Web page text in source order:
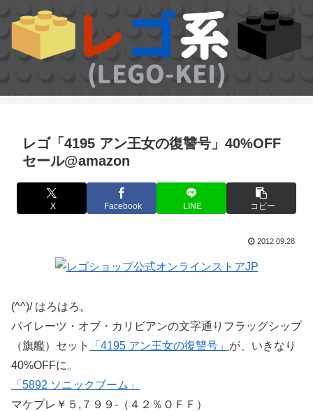
レゴ「4195 アン王女の復讐号」40%OFF
セール@amazon
X Facebook LINE コピー
2012.09.28
(^^)/ はろはろ。
パイレーツ・オブ・カリビアンの文字通りフラッグシップ
（旗艦）セット
「4195 アン王女の復讐号」 が、いきなり
40%OFFに。
「5892 ソニックブーム」
マケプレ￥５,７９９-（４２％ＯＦＦ）